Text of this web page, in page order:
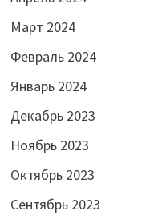
Март 2024
Февраль 2024
Январь 2024
Декабрь 2023
Ноябрь 2023
Октябрь 2023
Сентябрь 2023